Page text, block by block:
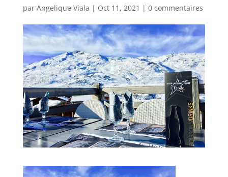
par Angelique Viala | Oct 11, 2021 | 0 commentaires